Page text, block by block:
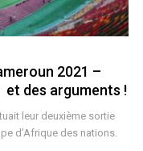
2021 –
et des arguments !
leur deuxième sortie
d’Afrique des nations.